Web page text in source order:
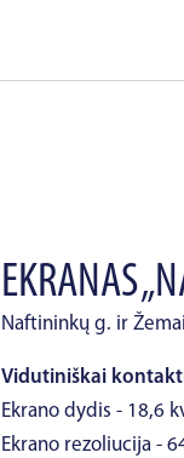
EKRANAS
Naftininkų g. ir
Vidutiniškai
Ekrano dydis - 18,6
Ekrano rezoliucija -